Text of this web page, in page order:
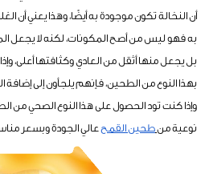
أن النخالة تكون موجودة به أيضًا، وهذا يعني أن
به فهو ليس من أصح المكونات، لكنه لا يجعل
بل يجعل منها أثقل من العادي وكثافتها أعلى،
بهذا النوع من الطحين، فإنهم يلجأون إلى إضافة
وإذا كنت تود الحصول على هذا النوع الصحي من
نوعية منطحين القمحعالي الجودة وبسعر